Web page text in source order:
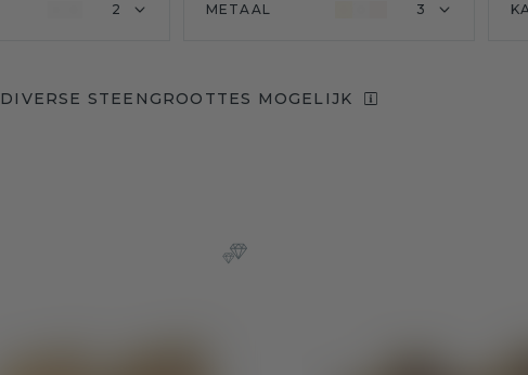
2 METAAL 3
DIVERSE STEENGROOTTES MOGELIJK